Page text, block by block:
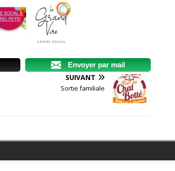
Envoyer par mail
SUIVANT
Sortie familiale